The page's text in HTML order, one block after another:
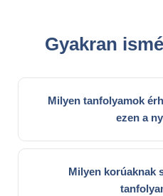
Gyakran
Milyen tanfolyamok
ezen a
Milyen korúaknak